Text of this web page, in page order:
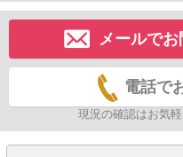
メールで
電話で
現況の確認はお気